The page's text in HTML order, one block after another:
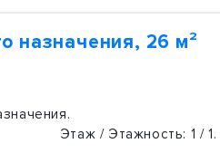
назначения, 26 м²
Этаж / Этажность: 1 / 1.